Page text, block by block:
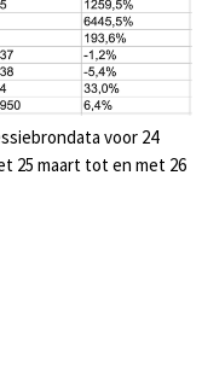
voor 24
25 maart tot en met 26